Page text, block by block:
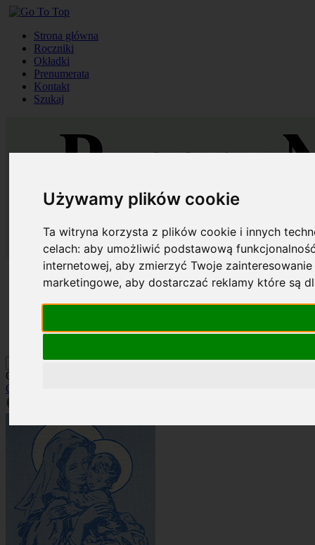
Używamy plików cookie
Ta witryna korzysta z plików cookie i innych
celach:aby umożliwić podstawową
internetowej,aby zmierzyć Twoje
marketingowe,aby dostarczać reklamy które są
Strona główna
Roczniki
Okładki
Prenumerata
Kontakt
Szukaj
Roczniki
Szukaj
Okładka: RN 1-3/1982
Okładki